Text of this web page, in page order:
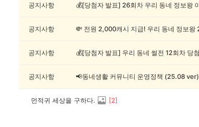
공지사항
공지사항
공지사항
공지사항 📢동네생활 커뮤니티 운영정책 (25.08 ver)
먼적귀 세상을 구하다. [2]